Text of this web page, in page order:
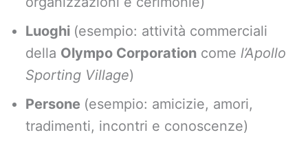
Luoghi (esempio: attività commerciali
della Olympo Corporation come l’Apollo
Sporting Village)
Persone (esempio: amicizie, amori,
tradimenti, incontri e conoscenze)